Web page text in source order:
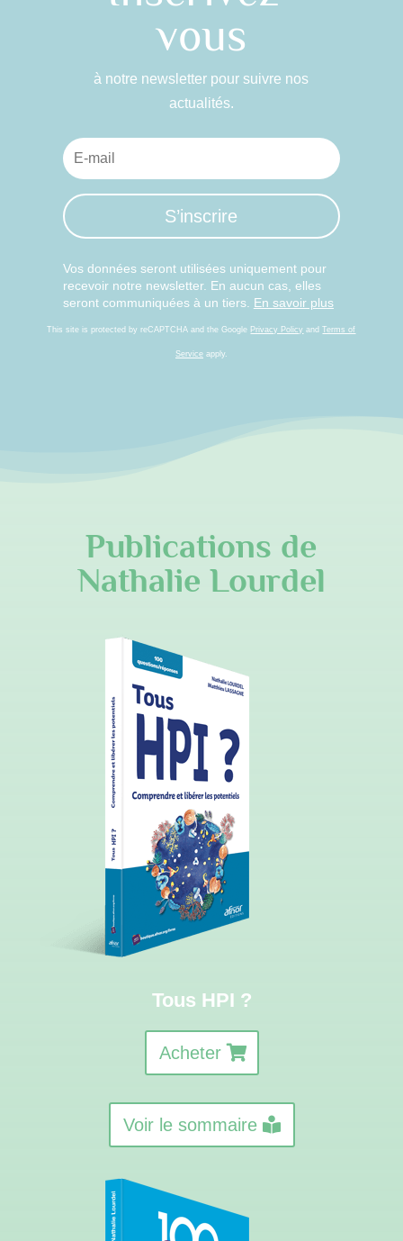
vous
à notre newsletter pour suivre nos
actualités.
S’inscrire
Vos données seront utilisées uniquement pour
recevoir notre newsletter. En aucun cas, elles
seront communiquées à un tiers. En savoir plus
This site is protected by reCAPTCHA and the Google Privacy Policy andTerms of
Serviceapply.
Publications de
Nathalie Lourdel
Tous HPI ?
Acheter
Voir le sommaire